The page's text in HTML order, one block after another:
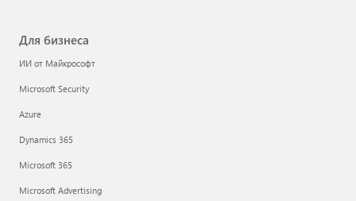
Для бизнеса
ИИ от Майкрософт
Microsoft Security
Azure
Dynamics 365
Microsoft 365
Microsoft Advertising